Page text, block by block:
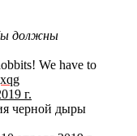
должны
We have to
г.
черной дыры